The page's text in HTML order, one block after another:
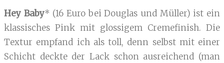
Hey Baby* (16 Euro bei Douglas und Müller) ist ein
klassisches Pink mit glossigem Cremefinish. Die
Textur empfand ich als toll, denn selbst mit einer
Schicht deckte der Lack schon ausreichend (man